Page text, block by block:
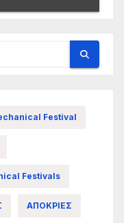
Festival
Festivals
ΑΠΟΚΡΙΕΣ